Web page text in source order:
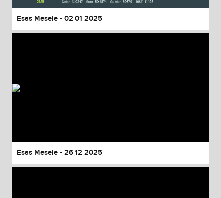
Esas Mesele - 02 01 2025
Esas Mesele - 26 12 2025